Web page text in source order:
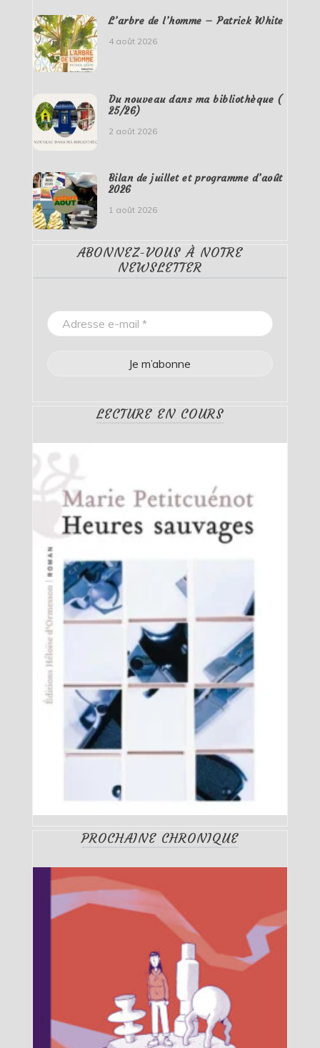
L’arbre de l’homme – Patrick White
4 août 2026
Du nouveau dans ma bibliothèque (
25/26)
2 août 2026
Bilan de juillet et programme d’août
2026
1 août 2026
ABONNEZ-VOUS À NOTRE
NEWSLETTER
LECTURE EN COURS
PROCHAINE CHRONIQUE